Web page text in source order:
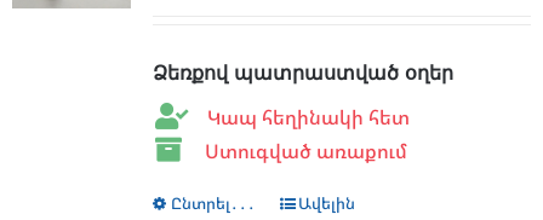
through
Ձեռքով պատրաստված օղեր
Կապ հեղինակի հետ
Ստուգված առաքում
Ընտրել․․․ ThisԱվելին